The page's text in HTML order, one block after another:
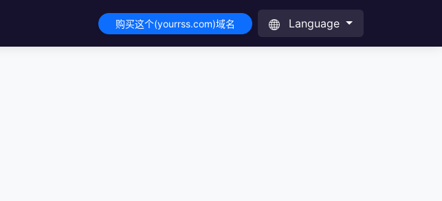
购买这个(yourrss.com)域名 Language